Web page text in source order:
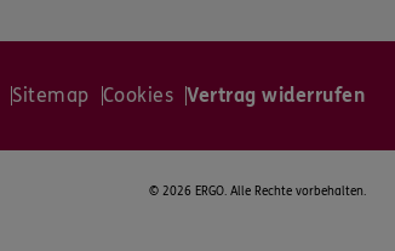
Sitemap Cookies Vertrag widerrufen
© 2026 ERGO. Alle Rechte vorbehalten.